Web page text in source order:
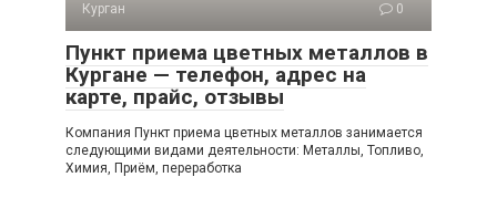
Курган 0
Пункт приема цветных металлов в
Кургане — телефон, адрес на
карте, прайс, отзывы
Компания Пункт приема цветных металлов занимается
следующими видами деятельности: Металлы, Топливо,
Химия, Приём, переработка